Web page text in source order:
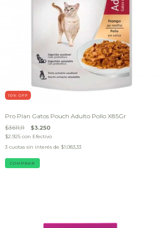
10% OFF
Pro Plan Gatos Pouch Adulto Pollo X85Gr
$3.611,11 $3.250
$2.925 con Efectivo
3 cuotas sin interés de $1.083,33